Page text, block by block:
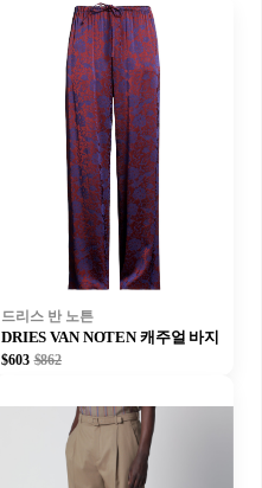
드리스 반 노튼
DRIES VAN NOTEN 캐주얼 바지
$603 $862